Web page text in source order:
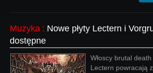
Muzyka : Nowe płyty Lectern i
dostępne
Włoscy brutal
Lectern powracają